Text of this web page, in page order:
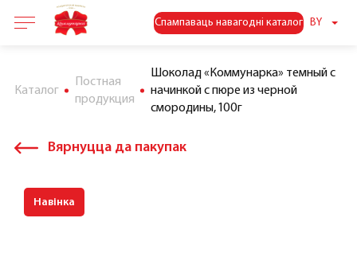
Спампаваць навагодні каталог BY
Каталог
Постная
продукция
Шоколад «Коммунарка» темный с
начинкой с пюре из черной
смородины, 100г
Вярнуцца да пакупак
Навінка